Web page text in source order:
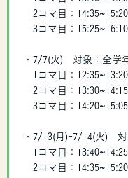
2コマ目：14:35~15:20
3コマ目：15:25~16:10
・7/7(火) 対象：全学
1コマ目：12:35~13:20
2コマ目：13:30~14:15
3コマ目：14:20~15:05
・7/13(月)-7/14(火)
1コマ目：13:40~14:25
2コマ目：14:35~15:20